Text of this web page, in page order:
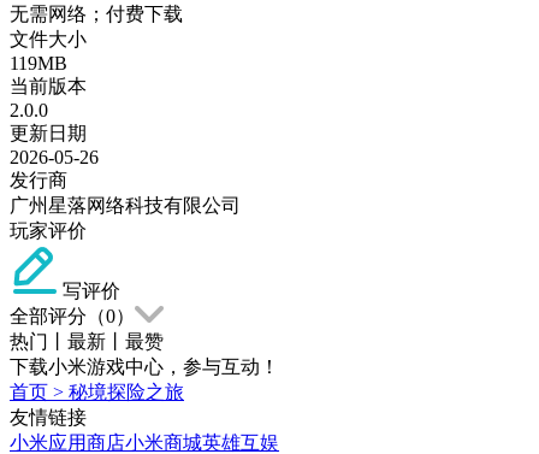
无需网络；付费下载
文件大小
119MB
当前版本
2.0.0
更新日期
2026-05-26
发行商
广州星落网络科技有限公司
玩家评价
写评价
全部评分（0）
热门
最新
最赞
下载小米游戏中心，参与互动！
首页 > 秘境探险之旅
友情链接
小米应用商店小米商城英雄互娱